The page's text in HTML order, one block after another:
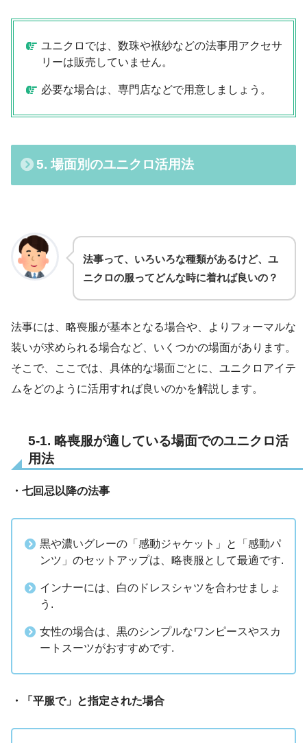
ユニクロでは、数珠や袱紗などの法事用アクセサ
リーは販売していません。
必要な場合は、専門店などで用意しましょう。
5. 場面別のユニクロ活用法
法事って、いろいろな種類があるけど、ユ
ニクロの服ってどんな時に着れば良いの？
法事には、略喪服が基本となる場合や、よりフォーマルな
装いが求められる場合など、いくつかの場面があります。
そこで、ここでは、具体的な場面ごとに、ユニクロアイテ
ムをどのように活用すれば良いのかを解説します。
5-1. 略喪服が適している場面でのユニクロ活
用法
・七回忌以降の法事
黒や濃いグレーの「感動ジャケット」と「感動パ
ンツ」のセットアップは、略喪服として最適です.
インナーには、白のドレスシャツを合わせましょ
う.
女性の場合は、黒のシンプルなワンピースやスカ
ートスーツがおすすめです.
・「平服で」と指定された場合